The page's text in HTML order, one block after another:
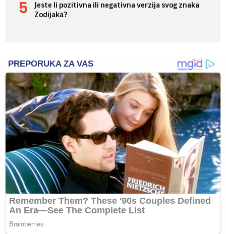
Jeste li pozitivna ili negativna verzija svog znaka
Zodijaka?